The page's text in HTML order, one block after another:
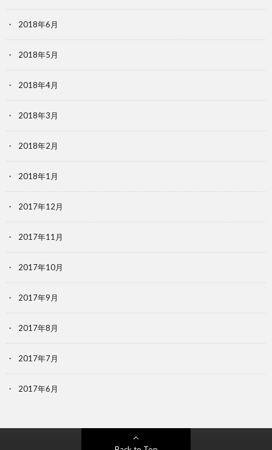
2018年6月
2018年5月
2018年4月
2018年3月
2018年2月
2018年1月
2017年12月
2017年11月
2017年10月
2017年9月
2017年8月
2017年7月
2017年6月